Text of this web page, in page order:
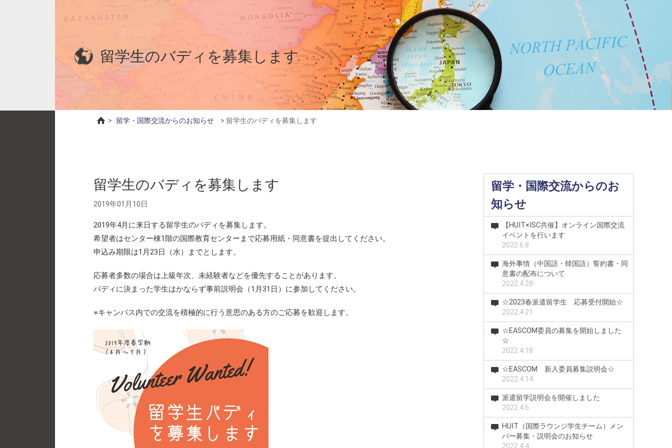
留学生のバディを募集します
> 留学・国際交流からのお知らせ > 留学生のバディを募集します
留学生のバディを募集します
2019年01月10日
2019年4月に来日する留学生のバディを募集します。
希望者はセンター棟1階の国際教育センターまで応募用紙・同意書を提出してください。
申込み期限は1月23日（水）までとします。
応募者多数の場合は上級年次、未経験者などを優先することがあります。
バディに決まった学生はかならず事前説明会（1月31日）に参加してください。
※キャンパス内での交流を積極的に行う意思のある方のご応募を歓迎します。
留学・国際交流からのお
知らせ
【HUIT×ISC共催】オンライン国際交流
イベントを行います
2022.6.8
海外事情（中国語・韓国語）誓約書・同
意書の配布について
2022.4.28
☆2023春派遣留学生 応募受付開始☆
2022.4.21
☆EASCOM委員の募集を開始しました
☆
2022.4.18
☆EASCOM 新入委員募集説明会☆
2022.4.14
派遣留学説明会を開催しました
2022.4.6
HUIT（国際ラウンジ学生チーム）メン
バー募集・説明会のお知らせ
2022.4.4